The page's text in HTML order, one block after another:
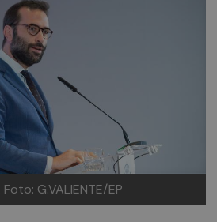
G.VALIENTE/EP